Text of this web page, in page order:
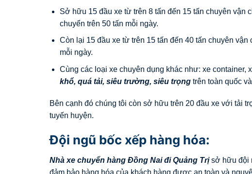
Sở hữu 15 đầu xe từ trên 8 tấn đến 15 tấn chuyên vận
chuyển trên 50 tấn mỗi ngày.
Còn lại 15 đầu xe từ trên 15 tấn đến 40 tấn chuyên
mỗi ngày.
Cùng các loại xe chuyên dụng khác như: xe
khổ, quá tải, siêu trường, siêu trọngtrên toàn quốc
Bên cạnh đó chúng tôi còn sở hữu trên 20 đầu xe với tải
tuyến huyện.
Đội ngũ bốc xếp hàng hóa:
Nhà xe chuyển hàng Đồng Nai điQuảng Trịsở hữu đội
đảm bảo hàng hóa của khách hàng được an toàn và